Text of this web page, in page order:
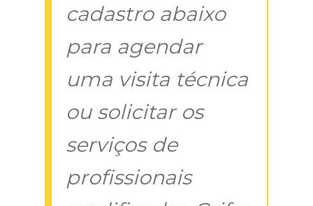
cadastro abaixo
para agendar
uma visita técnica
ou solicitar os
serviços de
profissionais